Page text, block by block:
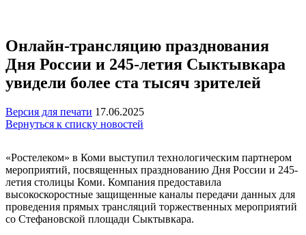
Онлайн-трансляцию празднования
Дня России и 245-летия Сыктывкара
увидели более ста тысяч зрителей
Версия для печати 17.06.2025
Вернуться к списку новостей
«Ростелеком» в Коми выступил технологическим партнером
мероприятий, посвященных празднованию Дня России и 245-
летия столицы Коми. Компания предоставила
высокоскоростные защищенные каналы передачи данных для
проведения прямых трансляций торжественных мероприятий
со Стефановской площади Сыктывкара.